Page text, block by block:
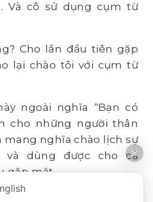
Và cô sử dụng cụm từ
Cho lần đầu tiên gặp
lại chào tôi với cụm từ
ngoài nghĩa “Bạn có
cho những người thân
mang nghĩa chào lịch sự
và dùng được cho cả
gặp mặt.
cô Michelle đã ngay lập